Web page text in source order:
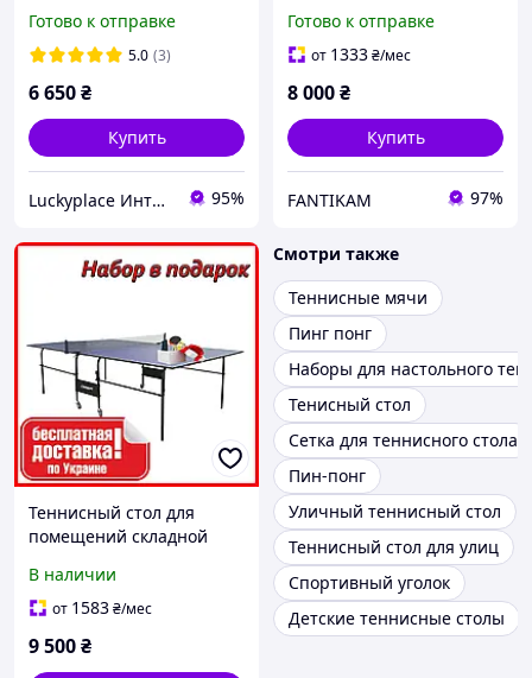
понга
Готово к отправке
5.0 (3)
6 650₴
Купить
Luckyplace Интернет магазин 95%
настольного тенниса,
Теннисный стол для дома
Готово к отправке
от 1333₴/мес
8 000₴
Купить
FANTIKAM 97%
Теннисный стол для
помещений складной
цвета
В наличии
от 1583₴/мес
9 500₴
Смотри также
Теннисные мячи
Пинг понг
Наборы для настольного
Тенисный стол
Сетка для теннисного стола
Пин-понг
Уличный теннисный стол
Теннисный стол для улиц
Спортивный уголок
Детские теннисные столы